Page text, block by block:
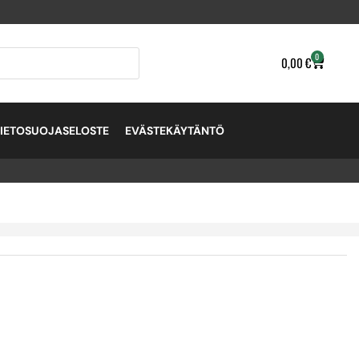
0,00€ 0
EVÄSTEKÄYTÄNTÖ